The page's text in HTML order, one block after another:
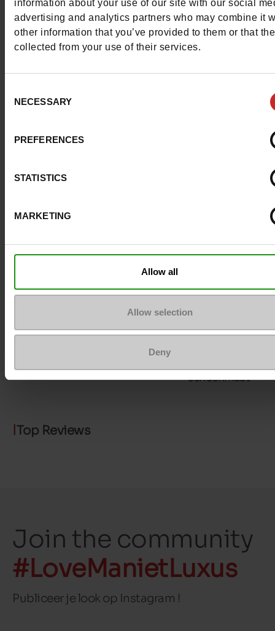
information about your use of our site with our social
advertising and analytics partners who may combine it
other information that you’ve provided to them or that
collected from your use of their services.
Selection
NECESSARY
PREFERENCES
STATISTICS
MARKETING
Allow all
Allow selection
Deny
Materialen
Voering LK LEER
Materiaal
Color
Breedte van de Raad
Waterbestendig Neen
Plateau 0cm
schoenmaat
Top Reviews
Join the community
#LoveManietLuxus
Publiceer je look op Instagram !